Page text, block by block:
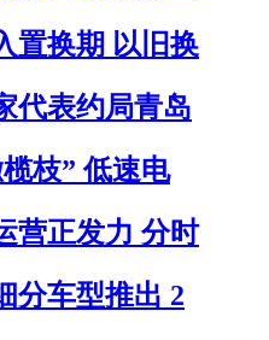
置换期 以旧换
代表约局青岛
枝” 低速电
营正发力 分时
分车型推出 2